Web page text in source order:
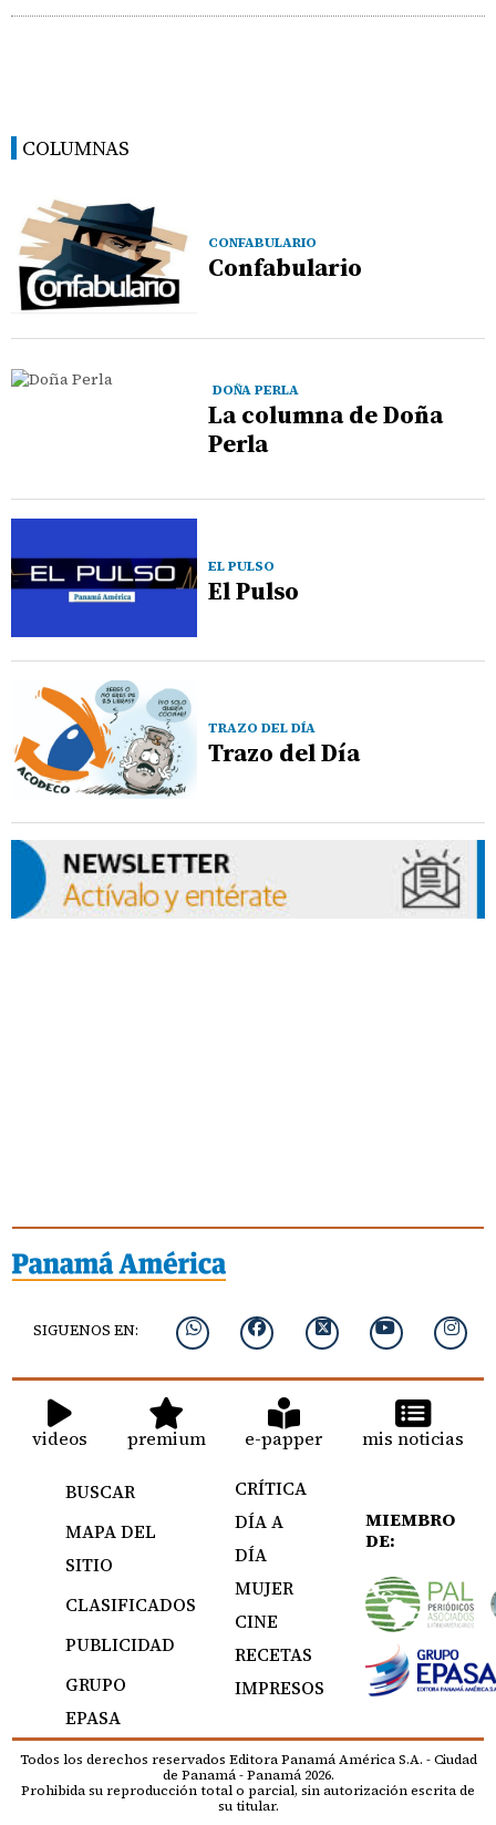
COLUMNAS
CONFABULARIO
Confabulario
DOÑA PERLA
La columna de Doña
Perla
EL PULSO
El Pulso
TRAZO DEL DÍA
Trazo del Día
SIGUENOS EN:
videos premium e-papper mis noticias
BUSCAR
MAPA DEL
SITIO
CLASIFICADOS
PUBLICIDAD
GRUPO
EPASA
CRÍTICA
DÍA A
DÍA
MUJER
CINE
RECETAS
IMPRESOS
MIEMBRO
DE:
Todos los derechos reservados Editora Panamá América S.A. - Ciudad
de Panamá - Panamá 2026.
Prohibida su reproducción total o parcial, sin autorización escrita de
su titular.